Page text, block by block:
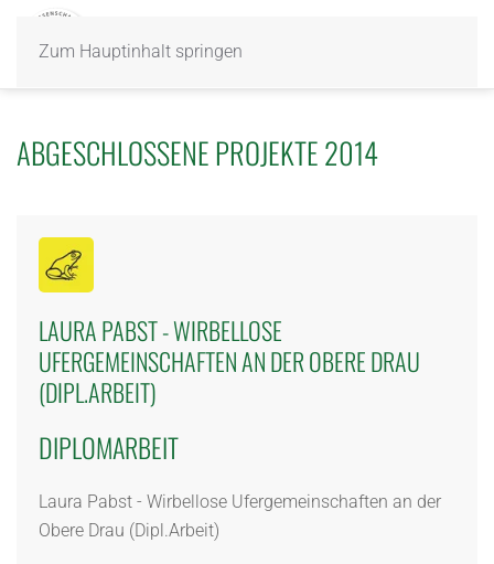
Zum Hauptinhalt springen
ABGESCHLOSSENE PROJEKTE 2014
LAURA PABST - WIRBELLOSE
UFERGEMEINSCHAFTEN AN DER OBERE DRAU
(DIPL.ARBEIT)
DIPLOMARBEIT
Laura Pabst - Wirbellose Ufergemeinschaften an der
Obere Drau (Dipl.Arbeit)